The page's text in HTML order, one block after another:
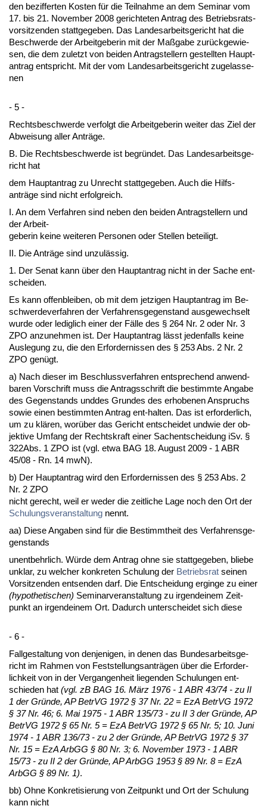
den be­zif­fer­ten Kos­ten für die Teil­nah­me an dem Se­mi­nar vom
17. bis 21. No­vem­ber 2008 ge­rich­te­ten An­trag des Be­triebs­rats­
vor­sit­zen­den statt­ge­ge­ben. Das Lan­des­ar­beits­ge­richt hat die
Be­schwer­de der Ar­beit­ge­be­rin mit der Maßga­be zurück­ge­wie­
sen, die dem zu­letzt von bei­den An­trag­stel­lern ge­stell­ten Haupt­
an­trag ent­spricht. Mit der vom Lan­des­ar­beits­ge­richt zu­ge­las­se­
nen
- 5 -
Rechts­be­schwer­de ver­folgt die Ar­beit­ge­be­rin wei­ter das Ziel der
Ab­wei­sung al­ler Anträge.
B. Die Rechts­be­schwer­de ist be­gründet. Das Lan­des­ar­beits­ge­
richt hat
dem Haupt­an­trag zu Un­recht statt­ge­ge­ben. Auch die Hilfs­
anträge sind nicht er­folg­reich.
I. An dem Ver­fah­ren sind ne­ben den bei­den An­trag­stel­lern und
der Ar­beit-
ge­be­rin kei­ne wei­te­ren Per­so­nen oder Stel­len be­tei­ligt.
II. Die Anträge sind un­zulässig.
1. Der Se­nat kann über den Haupt­an­trag nicht in der Sa­che ent­
schei­den.
Es kann of­fen­blei­ben, ob mit dem jet­zi­gen Haupt­an­trag im Be­
schwer­de­ver­fah­ren der Ver­fah­rens­ge­gen­stand aus­ge­wech­selt
wur­de oder le­dig­lich ei­ner der Fälle des § 264 Nr. 2 oder Nr. 3
ZPO an­zu­neh­men ist. Der Haupt­an­trag lässt je­den­falls kei­ne
Aus­le­gung zu, die den Er­for­der­nis­sen des § 253 Abs. 2 Nr. 2
ZPO genügt.
a) Nach die­ser im Be­schluss­ver­fah­ren ent­spre­chend an­wend­
ba­ren Vor­schrift muss die An­trags­schrift die be­stimm­te An­ga­be
des Ge­gen­stands un­d­des Grun­des des er­ho­be­nen An­spruchs
so­wie ei­nen be­stimm­ten An­trag ent-hal­ten. Das ist er­for­der­lich,
um zu klären, worüber das Ge­richt ent­schei­det un­d­wie der ob­
jek­ti­ve Um­fang der Rechts­kraft ei­ner Sach­ent­schei­dung iSv. §
322Abs. 1 ZPO ist (vgl. et­wa BAG 18. Au­gust 2009 - 1 ABR
45/08 - Rn. 14 mwN).
b) Der Haupt­an­trag wird den Er­for­der­nis­sen des § 253 Abs. 2
Nr. 2 ZPO
nicht ge­recht, weil er we­der die zeit­li­che La­ge noch den Ort der
Schu­lungs­ver­an­stal­tung nennt.
aa) Die­se An­ga­ben sind für die Be­stimmt­heit des Ver­fah­rens­ge­
gen­stands
un­ent­behr­lich. Würde dem An­trag oh­ne sie statt­ge­ge­ben, blie­be
un­klar, zu wel­cher kon­kre­ten Schu­lung der Be­triebs­rat sei­nen
Vor­sit­zen­den ent­sen­den darf. Die Ent­schei­dung er­gin­ge zu ei­ner
(hy­po­the­ti­schen) Se­mi­nar­ver­an­stal­tung zu ir­gend­ei­nem Zeit­
punkt an ir­gend­ei­nem Ort. Da­durch un­ter­schei­det sich die­se
- 6 -
Fall­ge­stal­tung von den­je­ni­gen, in de­nen das Bun­des­ar­beits­ge­
richt im Rah­men von Fest­stel­lungs­anträgen über die Er­for­der­
lich­keit von in der Ver­gan­gen­heit lie­gen­den Schu­lun­gen ent­
schie­den hat (vgl. zB BAG 16. März 1976 - 1 ABR 43/74 - zu II
1 der Gründe, AP Be­trVG 1972 § 37 Nr. 22 = EzA Be­trVG 1972
§ 37 Nr. 46; 6. Mai 1975 - 1 ABR 135/73 - zu II 3 der Gründe, AP
Be­trVG 1972 § 65 Nr. 5 = EzA Be­trVG 1972 § 65 Nr. 5; 10. Ju­ni
1974 - 1 ABR 136/73 - zu 2 der Gründe, AP Be­trVG 1972 § 37
Nr. 15 = EzA ArbGG § 80 Nr. 3; 6. No­vem­ber 1973 - 1 ABR
15/73 - zu II 2 der Gründe, AP ArbGG 1953 § 89 Nr. 8 = EzA
ArbGG § 89 Nr. 1).
bb) Oh­ne Kon­kre­ti­sie­rung von Zeit­punkt und Ort der Schu­lung
kann nicht